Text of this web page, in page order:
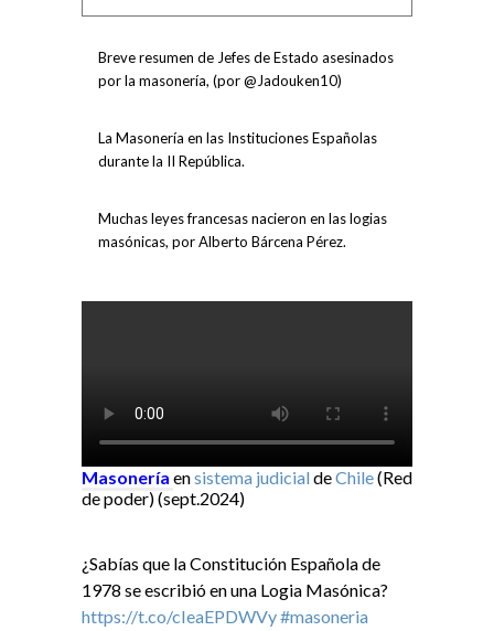
Breve resumen de Jefes de Estado asesinados
por la masonería, (por @Jadouken10)
La Masonería en las Instituciones Españolas
durante la II República.
Muchas leyes francesas nacieron en las logias
masónicas, por Alberto Bárcena Pérez.
Masonería ensistema judicialdeChile(Red
de poder) (sept.2024)
¿Sabías que la Constitución Española de
1978 se escribió en una Logia Masónica?
https://t.co/cIeaEPDWVy#masoneria